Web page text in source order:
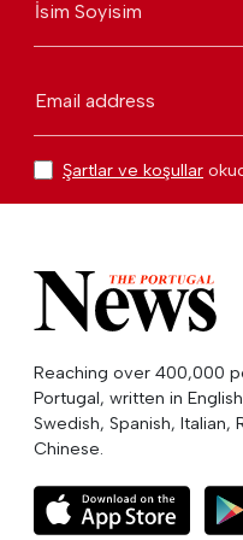
İsim Soyisim
Email address
Şartlar ve koşullar
Reaching over 400,000
Portugal, written in
Swedish, Spanish, Italian,
Chinese.